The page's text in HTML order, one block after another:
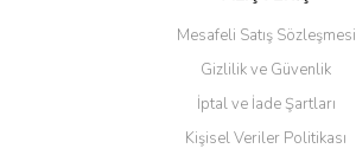
Gönder
Mesafeli Satış Sözleşmesi
Gizlilik ve Güvenlik
İptal ve İade Şartları
Kişisel Veriler Politikası